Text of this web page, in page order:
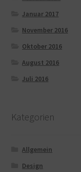
Januar 2017
November 2016
Oktober 2016
August 2016
Juli 2016
Kategorien
Allgemein
Design